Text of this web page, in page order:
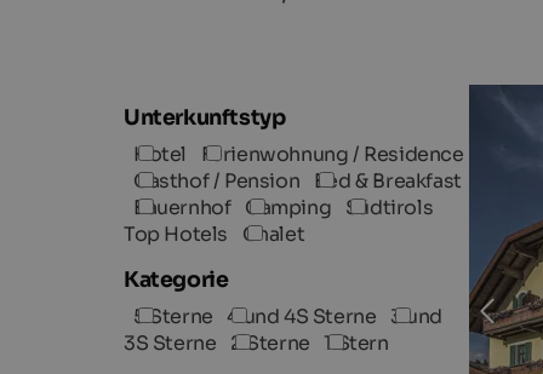
Unterkunftstyp
Hotel
Ferienwohnung / Residence
Gasthof / Pension
Bed & Breakfast
Bauernhof Camping
Südtirols
Top Hotels
Chalet
Kategorie
5 Sterne 4 und 4S Sterne
3 und
3S Sterne
2 Sterne 1 Stern